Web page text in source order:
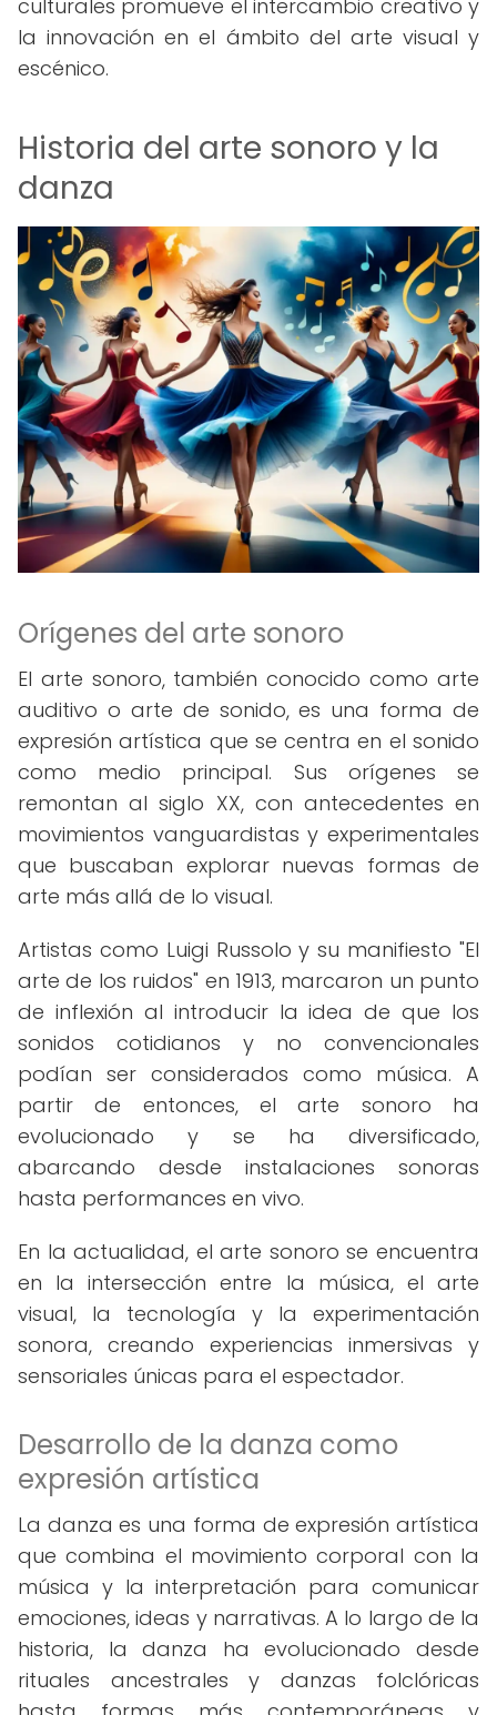
culturales promueve el intercambio creativo y
la innovación en el ámbito del arte visual y
escénico.
Historia del arte sonoro y la
danza
Orígenes del arte sonoro
El arte sonoro, también conocido como arte
auditivo o arte de sonido, es una forma de
expresión artística que se centra en el sonido
como medio principal. Sus orígenes se
remontan al siglo XX, con antecedentes en
movimientos vanguardistas y experimentales
que buscaban explorar nuevas formas de
arte más allá de lo visual.
Artistas como Luigi Russolo y su manifiesto "El
arte de los ruidos" en 1913, marcaron un punto
de inflexión al introducir la idea de que los
sonidos cotidianos y no convencionales
podían ser considerados como música. A
partir de entonces, el arte sonoro ha
evolucionado y se ha diversificado,
abarcando desde instalaciones sonoras
hasta performances en vivo.
En la actualidad, el arte sonoro se encuentra
en la intersección entre la música, el arte
visual, la tecnología y la experimentación
sonora, creando experiencias inmersivas y
sensoriales únicas para el espectador.
Desarrollo de la danza como
expresión artística
La danza es una forma de expresión artística
que combina el movimiento corporal con la
música y la interpretación para comunicar
emociones, ideas y narrativas. A lo largo de la
historia, la danza ha evolucionado desde
rituales ancestrales y danzas folclóricas